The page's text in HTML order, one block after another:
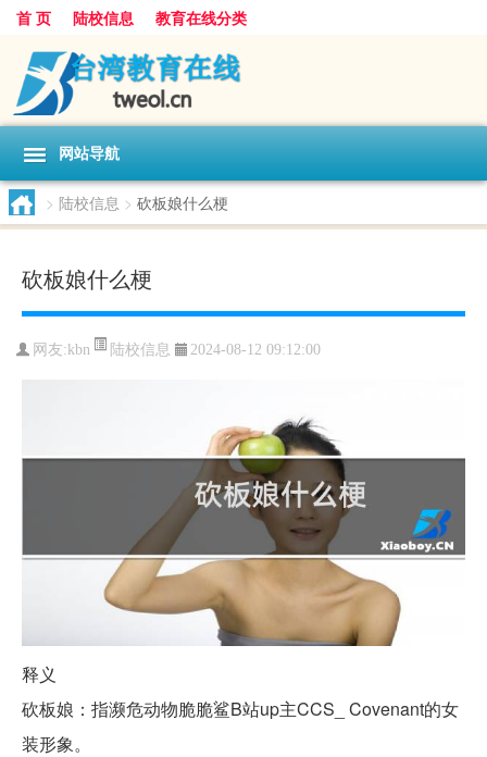
首 页 陆校信息 教育在线分类
网站导航
> 陆校信息 > 砍板娘什么梗
砍板娘什么梗
网友: kbn 陆校信息 2024-08-12 09:12:00
释义
砍板娘：指濒危动物脆脆鲨B站up主CCS_ Covenant的女
装形象。